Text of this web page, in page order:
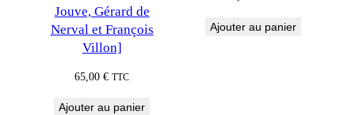
Jouve, Gérard de
Nerval et François
Villon]
65,00€ TTC
Ajouter au panier
Ajouter au panier